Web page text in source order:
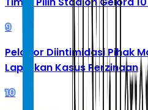
9
Pelapor Diintimidasi Pihak
Laporkan Kasus Perzinaan
10